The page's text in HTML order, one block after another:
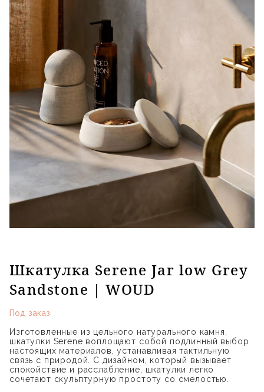
Шкатулка Serene Jar low Grey
Sandstone | WOUD
Под заказ
Изготовленные из цельного натурального камня,
шкатулки Serene воплощают собой подлинный выбор
настоящих материалов, устанавливая тактильную
связь с природой. С дизайном, который вызывает
спокойствие и расслабление, шкатулки легко
сочетают скульптурную простоту со смелостью.